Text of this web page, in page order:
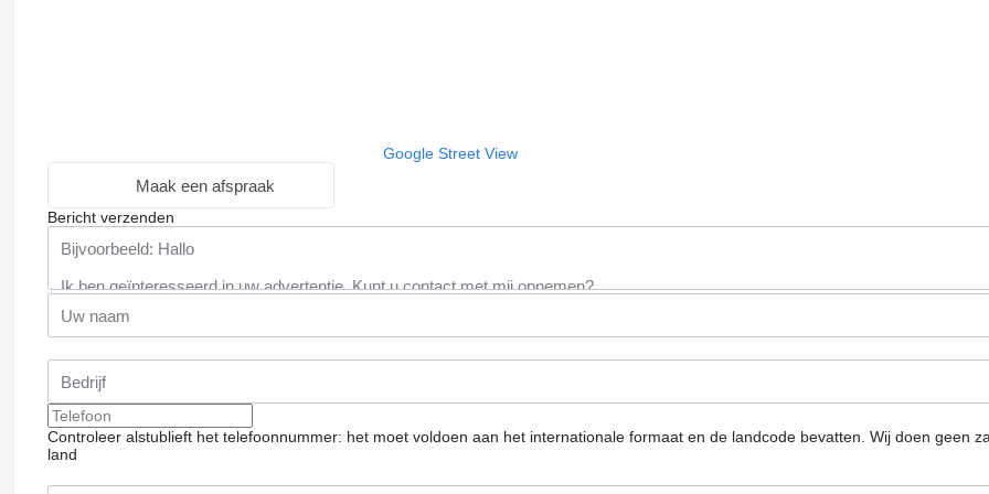
Google Street View
Maak een afspraak
Bericht verzenden
Controleer alstublieft het telefoonnummer: het moet voldoen aan het internationale formaat en de landcode bevatten. Wij doen geen
land